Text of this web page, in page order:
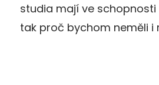
studia mají ve
tak proč bychom neměli i